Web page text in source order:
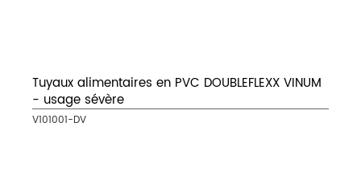
Tuyaux alimentaires en PVC DOUBLEFLEXX VINUM
- usage sévère
V101001-DV